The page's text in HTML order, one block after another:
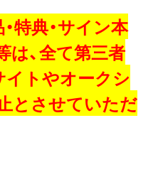
特典・サイン本
は、全て第三者
イトやオークシ
とさせていただ